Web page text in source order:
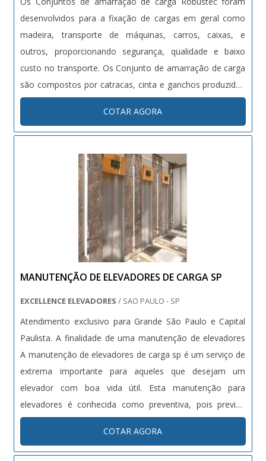
desenvolvidos para a fixação de cargas em geral como
madeira, transporte de máquinas, carros, caixas, e
outros, proporcionando segurança, qualidade e baixo
custo no transporte. Os Conjunto de amarração de carga
são compostos por catracas, cinta e ganchos produzidos
com material especial. As cintas dos Conjuntos de
amarração de carga Robustec são de 100% poliéster,
tratadas quimicamente, absorvend....
COTAR AGORA
MANUTENÇÃO DE ELEVADORES DE CARGA SP
EXCELLENCE ELEVADORES / SAO PAULO - SP
Atendimento exclusivo para Grande São Paulo e Capital
Paulista. A finalidade de uma manutenção de elevadores
A manutenção de elevadores de carga sp é um serviço de
extrema importante para aqueles que desejam um
elevador com boa vida útil. Esta manutenção para
elevadores é conhecida como preventiva, pois previne
todo e qualquer tipo de problema existente no
equipamento. Benefícios da manutenção - Elevador
funcionando de fo....
COTAR AGORA